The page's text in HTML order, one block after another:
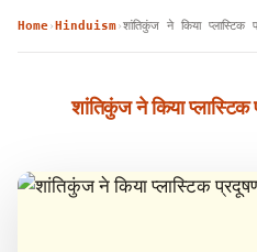
Home› Hinduism›शांतिकुंज ने किया प्लास्टिक
शांतिकुंज ने किया